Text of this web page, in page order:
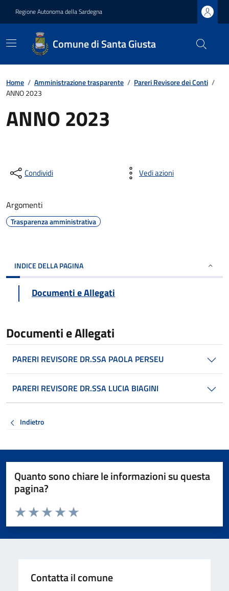
Regione Autonoma della Sardegna
Comune di Santa Giusta
Home / Amministrazione trasparente / Pareri Revisore dei Conti /
ANNO 2023
ANNO 2023
Condividi Vedi azioni
Argomenti
Trasparenza amministrativa
INDICE DELLA PAGINA
Documenti e Allegati
Documenti e Allegati
PARERI REVISORE DR.SSA PAOLA PERSEU
PARERI REVISORE DR.SSA LUCIA BIAGINI
Indietro
Quanto sono chiare le informazioni su questa
pagina?
Valuta da 1 a 5 stelle la pagina
Valuta 5 stelle su 5
Valuta 4 stelle su 5
Valuta 3 stelle su 5
Valuta 2 stelle su 5
Valuta 1 stelle su 5
Contatta il comune